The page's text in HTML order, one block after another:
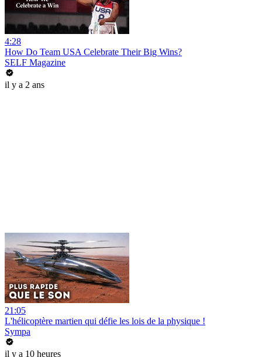
4:28
How Do Team USA Celebrate Their Big Wins?
SELF Magazine
il y a 2 ans
21:05
L'hélicoptère martien qui défie les lois de la physique !
Sympa
il y a 10 heures